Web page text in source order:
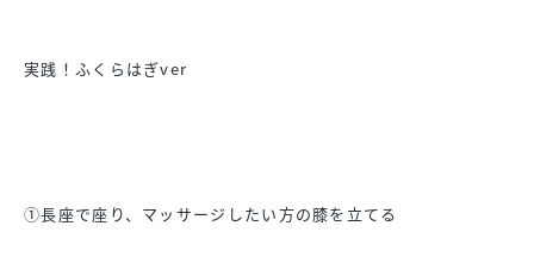
実践！ふくらはぎver
①長座で座り、マッサージしたい方の膝を立てる